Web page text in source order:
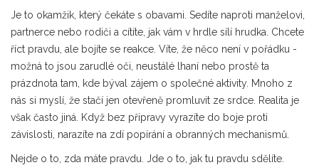
Je to okamžik, který čekáte s obavami. Sedíte naproti manželovi,
partnerce nebo rodiči a cítíte, jak vám v hrdle sílí hrudka. Chcete
říct pravdu, ale bojíte se reakce. Víte, že něco není v pořádku -
možná to jsou zarudlé oči, neustálé lhaní nebo prostě ta
prázdnota tam, kde býval zájem o společné aktivity. Mnoho z
nás si myslí, že stačí jen otevřeně promluvit ze srdce. Realita je
však často jiná. Když bez přípravy vyrazíte do boje proti
závislosti, narazíte na zdí popírání a obranných mechanismů.
Nejde o to, zda máte pravdu. Jde o to, jak tu pravdu sdělíte.